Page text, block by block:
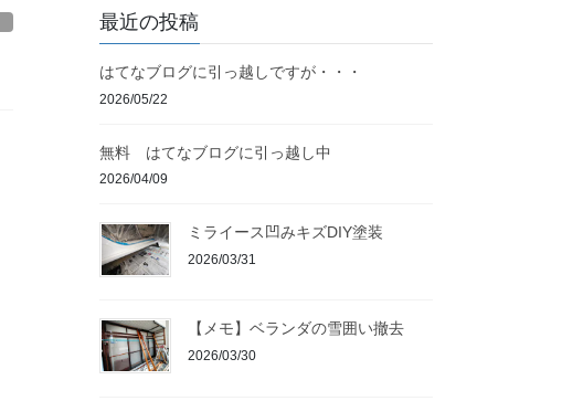
最近の投稿
はてなブログに引っ越しですが・・・
2026/05/22
無料 はてなブログに引っ越し中
2026/04/09
ミライース凹みキズDIY塗装
2026/03/31
【メモ】ベランダの雪囲い撤去
2026/03/30